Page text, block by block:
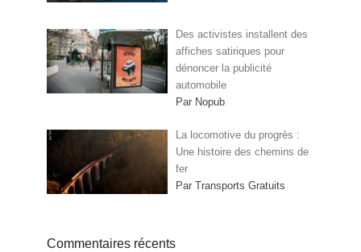
Des activistes installent des
affiches satiriques pour
dénoncer la publicité
automobile
Par Nopub
La locomotive du progrès :
Une histoire des chemins de
fer
Par Transports Gratuits
Commentaires récents